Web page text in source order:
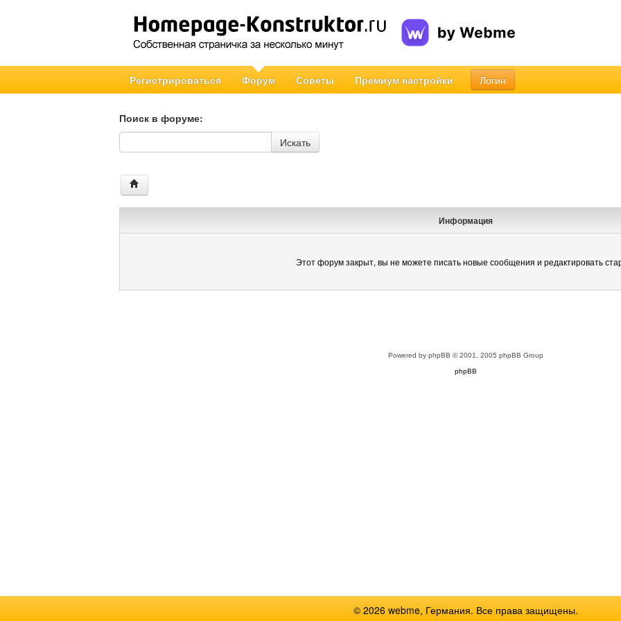
Регистрироваться Форум Советы Премиум настройки Логин
Поиск в форуме:
Поиск в форуме
Искать
Информация
Этот форум закрыт, вы не можете писать новые сообщения и редактировать
Powered by phpBB © 2001, 2005 phpBB Group
phpBB
© 2026 webme, Германия. Все права защищены.